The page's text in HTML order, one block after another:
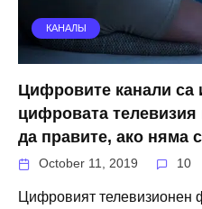
КАНАЛЫ
Цифровите канали са
цифровата телевизия
да правите, ако няма
October 11, 2019 10
Цифровият телевизионен